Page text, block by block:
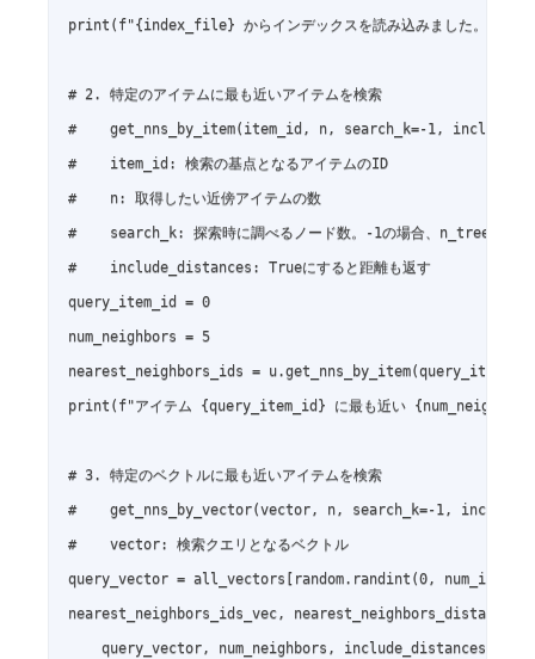
print(f"{index_file} からインデックスを読み込みました。")
# 2. 特定のアイテムに最も近いアイテムを検索
#    get_nns_by_item(item_id, n, search_k=-1,
#    item_id: 検索の基点となるアイテムのID
#    n: 取得したい近傍アイテムの数
#    search_k: 探索時に調べるノード数。-1の場合、n_trees * n
#    include_distances: Trueにすると距離も返す
query_item_id = 0
num_neighbors = 5
nearest_neighbors_ids =
print(f"アイテム {query_item_id} に最も近い
# 3. 特定のベクトルに最も近いアイテムを検索
#    get_nns_by_vector(vector, n, search_k=-1,
#    vector: 検索クエリとなるベクトル
query_vector = all_vectors[random.randint(0, num_items-
nearest_neighbors_ids_vec, nearest_neighbors_distances
    query_vector, num_neighbors, include_distances=True